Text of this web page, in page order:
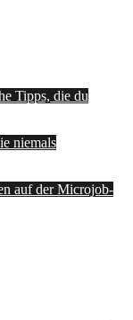
Tipps, die du
niemals
auf der Microjob-